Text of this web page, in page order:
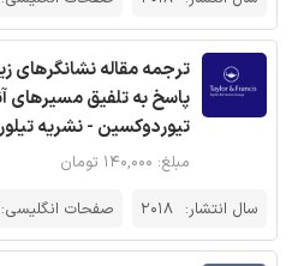
ترجمه مقاله
پاسخ به تلفیق مسیرهای
تیوردوکسین - نشریه
مبلغ: ۱۴۰,۰۰۰ تومان
سال انتشار: 2018 صفحات انگلیسی: